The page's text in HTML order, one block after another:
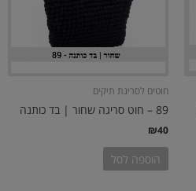
חוטים לסריגת תיקים
89 – חוט סריגה שחור | בד כותנה
₪40
הוספה לסל